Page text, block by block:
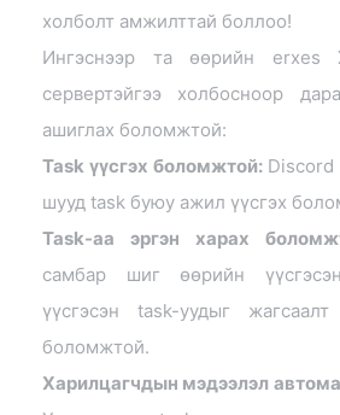
холболт амжилттай боллоо!
Ингэснээр та өөрийн erxes
сервертэйгээ холбосноор
ашиглах боломжтой:
Task үүсгэх боломжтой: Discord
шууд task буюу ажил үүсгэх
Task-аа эргэн харах
самбар шиг өөрийн
үүсгэсэн task-уудыг
боломжтой.
Харилцагчдын мэдээлэл